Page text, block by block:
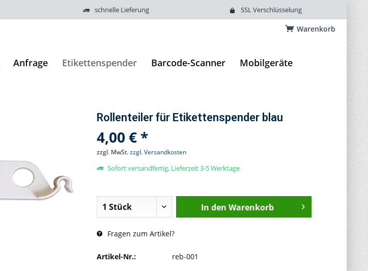
schnelle Lieferung SSL Verschlüsselung
Warenkorb
Anfrage Etikettenspender Barcode-Scanner Mobilgeräte
Rollenteiler für Etikettenspender blau
4,00 € *
zzgl. MwSt.zzgl. Versandkosten
Sofort versandfertig, Lieferzeit 3-5 Werktage
In den Warenkorb
Fragen zum Artikel?
Artikel-Nr.: reb-001